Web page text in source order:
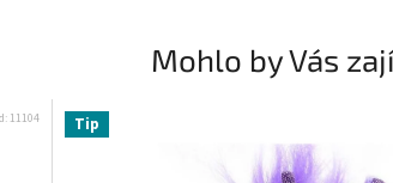
Mohlo by Vás
11104 Tip
získejte 5 % slevu na první